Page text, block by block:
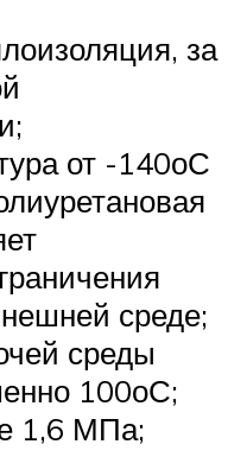
за
от -140оС
среде;
среды
100оС;
1,6 МПа;